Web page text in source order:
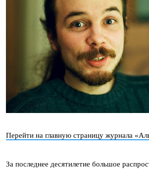
Перейти на главную страницу журнала
За последнее десятилетие большое